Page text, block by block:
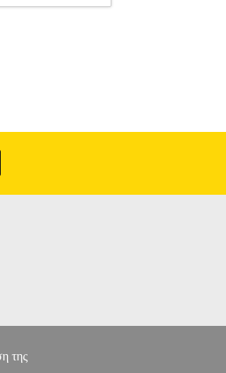
μέσα από την οθόνη
του. Ένα μήνυμα
τον προστατεύσει; Ένα
της